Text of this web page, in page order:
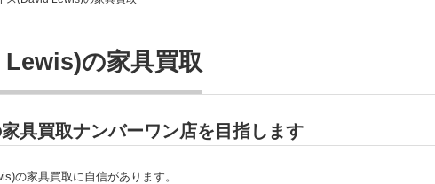
の家具買取
具買取ナンバーワン店を目指します
の家具買取に自信があります。